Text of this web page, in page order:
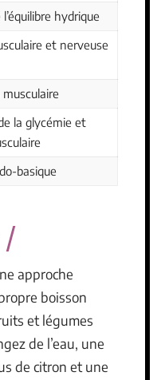
hydrique
et nerveuse
la glycémie et
basique
approche
boisson
et légumes
de l’eau, une
de citron et une